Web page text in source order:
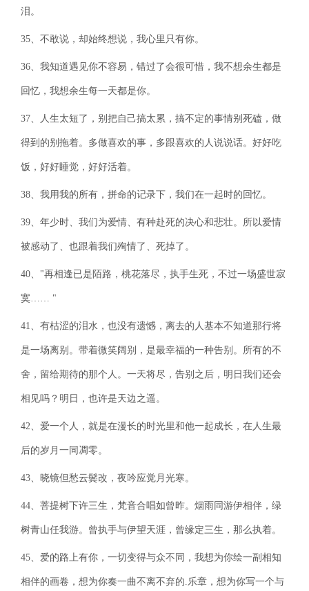
泪。
35、不敢说，却始终想说，我心里只有你。
36、我知道遇见你不容易，错过了会很可惜，我不想余生都是
回忆，我想余生每一天都是你。
37、人生太短了，别把自己搞太累，搞不定的事情别死磕，做
得到的别拖着。多做喜欢的事，多跟喜欢的人说说话。好好吃
饭，好好睡觉，好好活着。
38、我用我的所有，拼命的记录下，我们在一起时的回忆。
39、年少时、我们为爱情、有种赴死的决心和悲壮。所以爱情
被感动了、也跟着我们殉情了、死掉了。
40、"再相逢已是陌路，桃花落尽，执手生死，不过一场盛世寂
寞…… "
41、有枯涩的泪水，也没有遗憾，离去的人基本不知道那行将
是一场离别。带着微笑阔别，是最幸福的一种告别。所有的不
舍，留给期待的那个人。一天将尽，告别之后，明日我们还会
相见吗？明日，也许是天边之遥。
42、爱一个人，就是在漫长的时光里和他一起成长，在人生最
后的岁月一同凋零。
43、晓镜但愁云鬓改，夜吟应觉月光寒。
44、菩提树下许三生，梵音合唱如曾昨。烟雨同游伊相伴，绿
树青山任我游。曾执手与伊望天涯，曾缘定三生，那么执着。
45、爱的路上有你，一切变得与众不同，我想为你绘一副相知
相伴的画卷，想为你奏一曲不离不弃的.乐章，想为你写一个与